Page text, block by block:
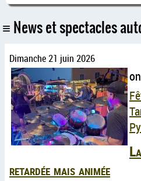
News et spectacles
Dimanche 21 juin 2026
retardée mais animée